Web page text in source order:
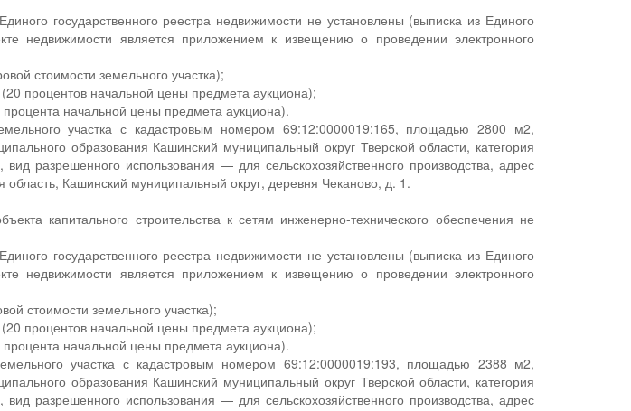
государственного реестра недвижимости не установлены (выписка из Единого
недвижимости является приложением к извещению о проведении электронного
стоимости земельного участка);
процентов начальной цены предмета аукциона);
начальной цены предмета аукциона).
участка с кадастровым номером 69:12:0000019:165, площадью 2800 м2,
образования Кашинский муниципальный округ Тверской области, категория
разрешенного использования — для сельскохозяйственного производства, адрес
Кашинский муниципальный округ, деревня Чеканово, д. 1.
капитального строительства к сетям инженерно-технического обеспечения не
государственного реестра недвижимости не установлены (выписка из Единого
недвижимости является приложением к извещению о проведении электронного
стоимости земельного участка);
процентов начальной цены предмета аукциона);
начальной цены предмета аукциона).
участка с кадастровым номером 69:12:0000019:193, площадью 2388 м2,
образования Кашинский муниципальный округ Тверской области, категория
разрешенного использования — для сельскохозяйственного производства, адрес